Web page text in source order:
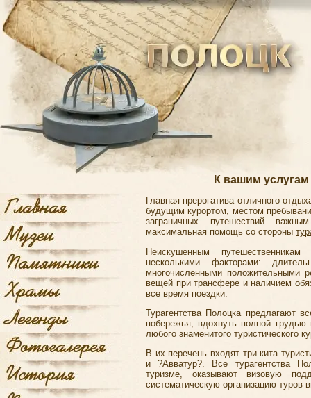
К вашим
Главная прерогатива отличного
будущим курортом, местом
заграничных путешествий
максимальная помощь со стороны
Неискушенным
несколькими факторами:
многочисленными положительными
вещей при трансфере и наличием
все время поездки.
Турагентства Полоцка предлагают
побережья, вдохнуть полной
любого знаменитого туристического
В их перечень входят три кита
и ?Авватур?. Все турагентства
туризме, оказывают визовую
систематическую организацию